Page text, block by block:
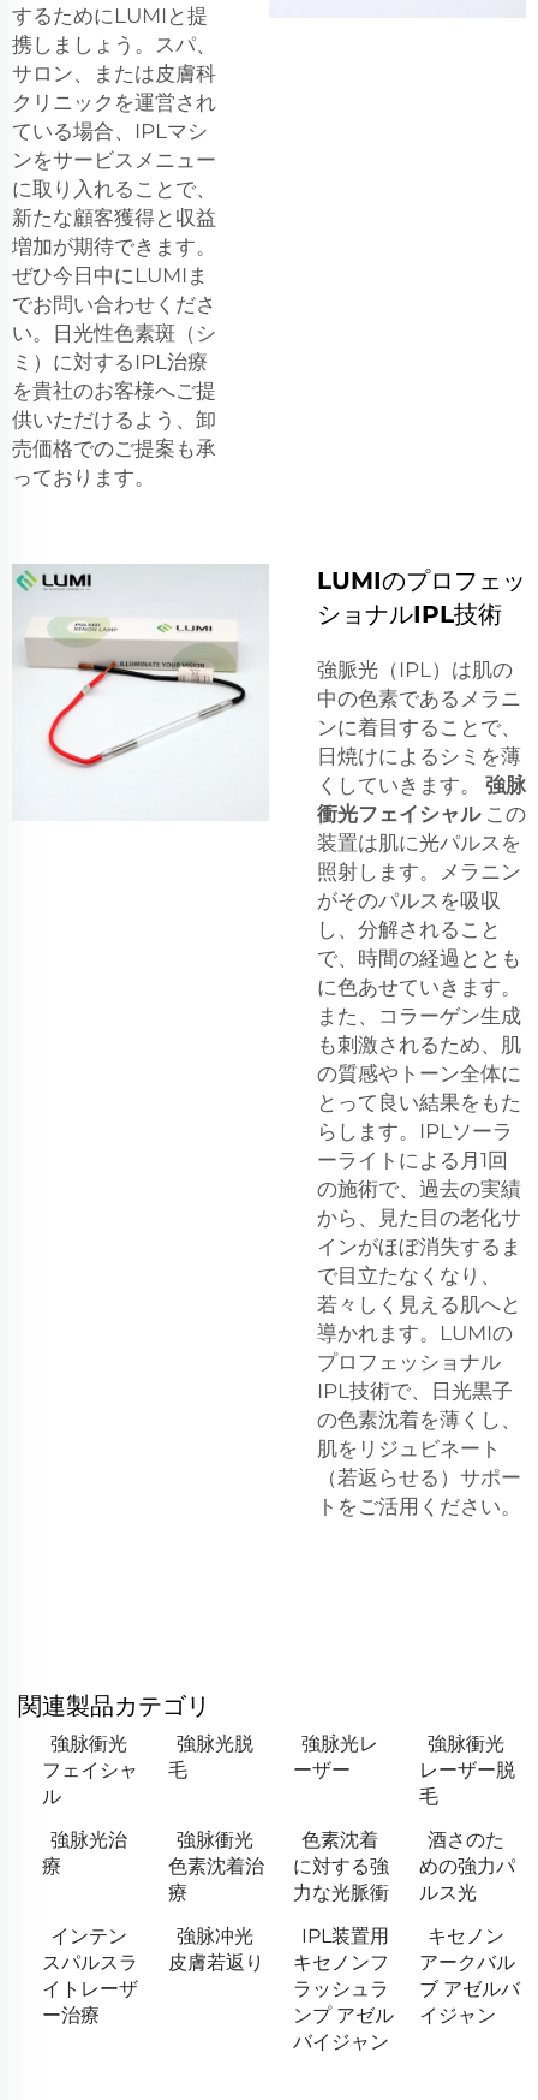
するためにLUMIと提
携しましょう。スパ、
サロン、または皮膚科
クリニックを運営され
ている場合、IPLマシ
ンをサービスメニュー
に取り入れることで、
新たな顧客獲得と収益
増加が期待できます。
ぜひ今日中にLUMIま
でお問い合わせくださ
い。日光性色素斑（シ
ミ）に対するIPL治療
を貴社のお客様へご提
供いただけるよう、卸
売価格でのご提案も承
っております。
LUMIのプロフェッ
ショナルIPL技術
強脈光（IPL）は肌の
中の色素であるメラニ
ンに着目することで、
日焼けによるシミを薄
くしていきます。 強脉
衝光フェイシャル この
装置は肌に光パルスを
照射します。メラニン
がそのパルスを吸収
し、分解されること
で、時間の経過ととも
に色あせていきます。
また、コラーゲン生成
も刺激されるため、肌
の質感やトーン全体に
とって良い結果をもた
らします。IPLソーラ
ーライトによる月1回
の施術で、過去の実績
から、見た目の老化サ
インがほぼ消失するま
で目立たなくなり、
若々しく見える肌へと
導かれます。LUMIの
プロフェッショナル
IPL技術で、日光黒子
の色素沈着を薄くし、
肌をリジュビネート
（若返らせる）サポー
トをご活用ください。
関連製品カテゴリ
強脉衝光
フェイシャ
ル
強脉光脱
毛
強脉光レ
ーザー
強脉衝光
レーザー脱
毛
強脉光治
療
強脉衝光
色素沈着治
療
色素沈着
に対する強
力な光脈衝
酒さのた
めの強力パ
ルス光
インテン
スパルスラ
イトレーザ
ー治療
強脉冲光
皮膚若返り
IPL装置用
キセノンフ
ラッシュラ
ンプ アゼル
バイジャン
キセノン
アークバル
ブ アゼルバ
イジャン